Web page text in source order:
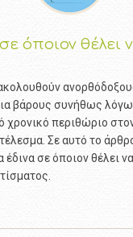
όποιον θέλει
βάρους συνήθως λόγω
χρονικό περιθώριο
Σε αυτό το
σε όποιον θέλει